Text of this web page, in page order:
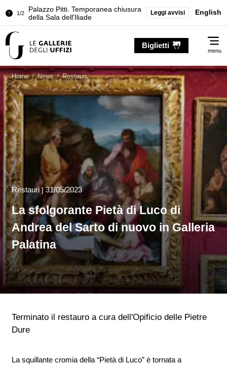
1/2
Palazzo Pitti. Temporanea chiusura
della Sala dell'Iliade
Granduchi
della Sala dell'Iliade
2/2
Chiusura temporanea del Tesoro dei
Granduchi
…
Leggi avvisi English
Biglietti
menu
Home / News / Restauri
Restauri|31/05/2023
La sfolgorante Pietà di Luco di
Andrea del Sarto di nuovo in Galleria
Palatina
Terminato il restauro a cura dell'Opificio delle Pietre
Dure
La squillante cromia della “Pietà di Luco” è tornata a